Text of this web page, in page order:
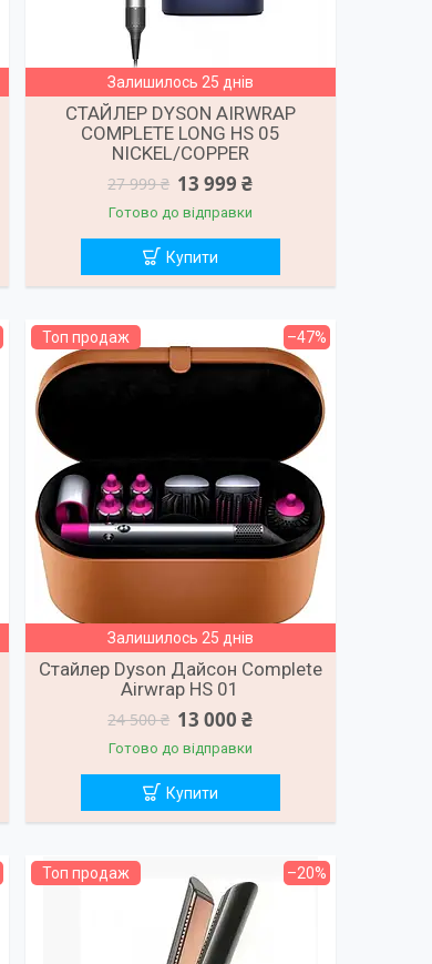
Залишилось 25 днів
СТАЙЛЕР DYSON AIRWRAP
COMPLETE LONG НS 05
NICKEL/COPPER
27 999 ₴ 13 999 ₴
Готово до відправки
Купити
Топ продаж –47%
Залишилось 25 днів
Стайлер Dyson Дайсон Complete
Airwrap HS 01
24 500 ₴ 13 000 ₴
Готово до відправки
Купити
Топ продаж –20%